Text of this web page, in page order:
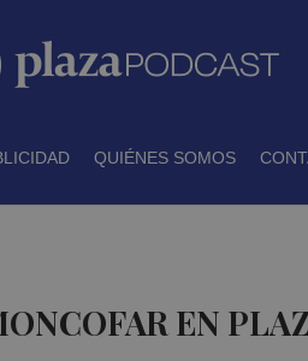
QUIÉNES SOMOS
EN